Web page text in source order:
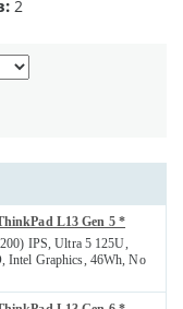
2
L13 Gen 5 *
IPS, Ultra 5 125U,
Intel Graphics, 46Wh, No